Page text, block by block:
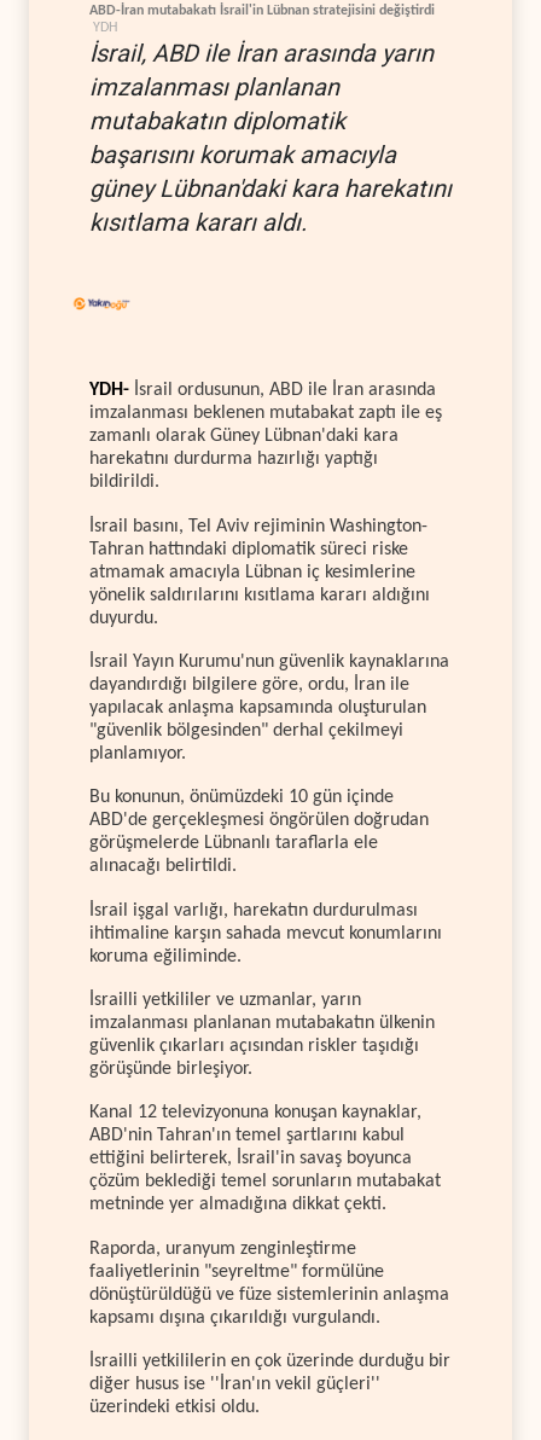
ABD-İran mutabakatı İsrail'in Lübnan stratejisini değiştirdi
YDH
İsrail, ABD ile İran arasında yarın
imzalanması planlanan
mutabakatın diplomatik
başarısını korumak amacıyla
güney Lübnan'daki kara harekatını
kısıtlama kararı aldı.
YDH- İsrail ordusunun, ABD ile İran arasında
imzalanması beklenen mutabakat zaptı ile eş
zamanlı olarak Güney Lübnan'daki kara
harekatını durdurma hazırlığı yaptığı
bildirildi.
İsrail basını, Tel Aviv rejiminin Washington-
Tahran hattındaki diplomatik süreci riske
atmamak amacıyla Lübnan iç kesimlerine
yönelik saldırılarını kısıtlama kararı aldığını
duyurdu.
İsrail Yayın Kurumu'nun güvenlik kaynaklarına
dayandırdığı bilgilere göre, ordu, İran ile
yapılacak anlaşma kapsamında oluşturulan
"güvenlik bölgesinden" derhal çekilmeyi
planlamıyor.
Bu konunun, önümüzdeki 10 gün içinde
ABD'de gerçekleşmesi öngörülen doğrudan
görüşmelerde Lübnanlı taraflarla ele
alınacağı belirtildi.
İsrail işgal varlığı, harekatın durdurulması
ihtimaline karşın sahada mevcut konumlarını
koruma eğiliminde.
İsrailli yetkililer ve uzmanlar, yarın
imzalanması planlanan mutabakatın ülkenin
güvenlik çıkarları açısından riskler taşıdığı
görüşünde birleşiyor.
Kanal 12 televizyonuna konuşan kaynaklar,
ABD'nin Tahran'ın temel şartlarını kabul
ettiğini belirterek, İsrail'in savaş boyunca
çözüm beklediği temel sorunların mutabakat
metninde yer almadığına dikkat çekti.
Raporda, uranyum zenginleştirme
faaliyetlerinin "seyreltme" formülüne
dönüştürüldüğü ve füze sistemlerinin anlaşma
kapsamı dışına çıkarıldığı vurgulandı.
İsrailli yetkililerin en çok üzerinde durduğu bir
diğer husus ise ''İran'ın vekil güçleri''
üzerindeki etkisi oldu.